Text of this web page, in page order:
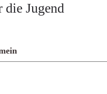
die Jugend